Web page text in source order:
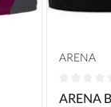
von 0 von 5
ARENA
ARENA